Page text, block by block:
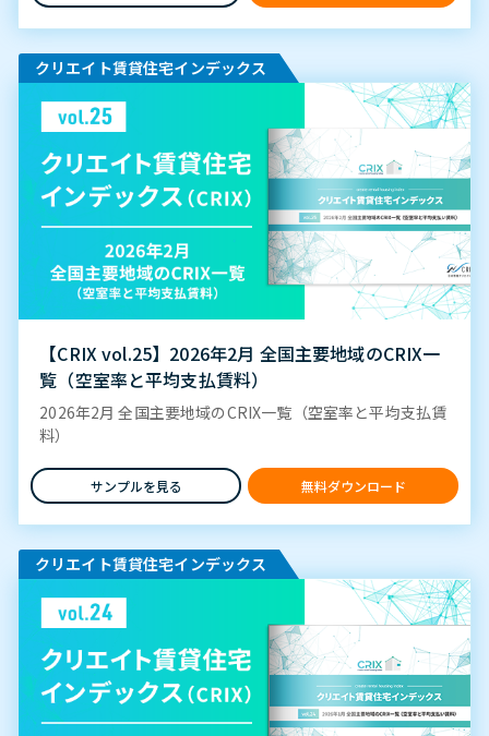
クリエイト賃貸住宅インデックス
【CRIX vol.25】2026年2月 全国主要地域のCRIX一
覧（空室率と平均支払賃料）
2026年2月 全国主要地域のCRIX一覧（空室率と平均支払賃
料）
サンプルを見る 無料ダウンロード
クリエイト賃貸住宅インデックス